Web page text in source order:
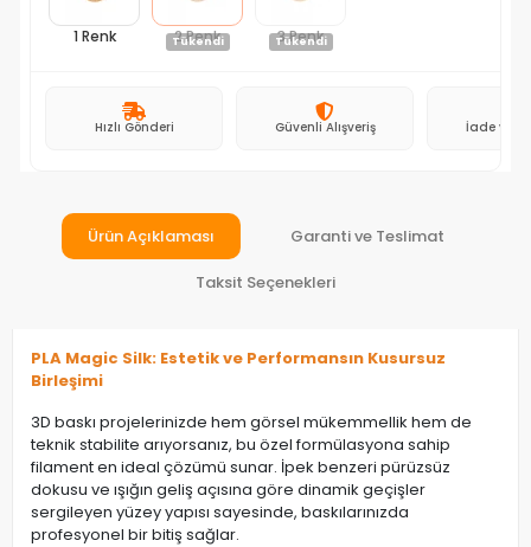
1 Renk 2 Renk
Tükendi 3 Renk
Tükendi
Hızlı Gönderi Güvenli Alışveriş İade ve
Ürün Açıklaması Garanti ve Teslimat
Taksit Seçenekleri
PLA Magic Silk: Estetik ve Performansın Kusursuz
Birleşimi
3D baskı projelerinizde hem görsel mükemmellik hem de
teknik stabilite arıyorsanız, bu özel formülasyona sahip
filament en ideal çözümü sunar. İpek benzeri pürüzsüz
dokusu ve ışığın geliş açısına göre dinamik geçişler
sergileyen yüzey yapısı sayesinde, baskılarınızda
profesyonel bir bitiş sağlar.